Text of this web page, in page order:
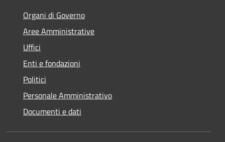
Organi di Governo
Aree Amministrative
Uffici
Enti e fondazioni
Politici
Personale Amministrativo
Documenti e dati